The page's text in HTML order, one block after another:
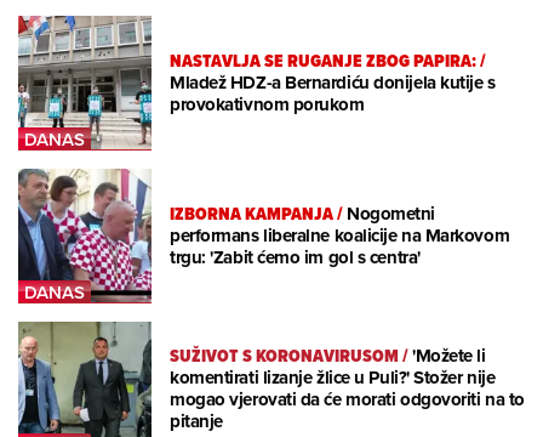
NASTAVLJA SE RUGANJE ZBOG PAPIRA:/
Mladež HDZ-a Bernardiću donijela kutije s
provokativnom porukom
IZBORNA KAMPANJA/Nogometni
performans liberalne koalicije na Markovom
trgu: 'Zabit ćemo im gol s centra'
SUŽIVOT S KORONAVIRUSOM/'Možete li
komentirati lizanje žlice u Puli?' Stožer nije
mogao vjerovati da će morati odgovoriti na to
pitanje